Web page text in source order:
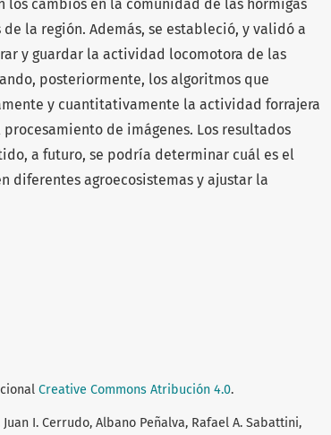
los cambios en la comunidad de las hormigas
la región. Además, se estableció, y validó a
y guardar la actividad locomotora de las
posteriormente, los algoritmos que
y cuantitativamente la actividad forrajera
de imágenes. Los resultados
a futuro, se podría determinar cuál es el
diferentes agroecosistemas y ajustar la
Creative Commons Atribución 4.0.
I. Cerrudo, Albano Peñalva, Rafael A. Sabattini,